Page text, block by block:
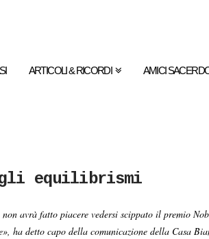
ARTICOLI & RICORDI AMICI
equilibrismi
avrà fatto piacere vedersi scippato il premio
detto capo della comunicazione della Casa